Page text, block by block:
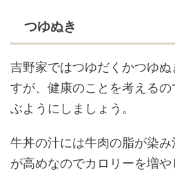
つゆぬき
吉野家ではつゆだくかつゆ
すが、健康のことを考える
ぶようにしましょう。
牛丼の汁には牛肉の脂が染
が高めなのでカロリーを増や